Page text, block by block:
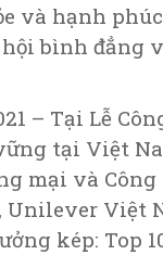
và hạnh
bình đẳng
– Tại Lễ
tại Việt
mại và
Unilever Việt
kép: Top